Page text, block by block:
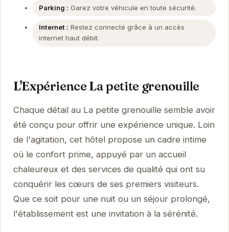
Parking : Garez votre véhicule en toute sécurité.
Internet : Restez connecté grâce à un accès
internet haut débit.
L'Expérience La petite grenouille
Chaque détail au La petite grenouille semble avoir
été conçu pour offrir une expérience unique. Loin
de l'agitation, cet hôtel propose un cadre intime
où le confort prime, appuyé par un accueil
chaleureux et des services de qualité qui ont su
conquérir les cœurs de ses premiers visiteurs.
Que ce soit pour une nuit ou un séjour prolongé,
l'établissement est une invitation à la sérénité.